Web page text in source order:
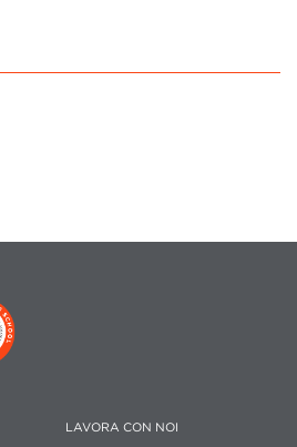
LAVORA CON NOI